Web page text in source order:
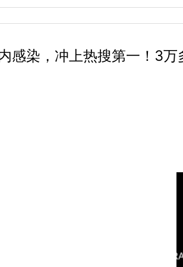
感染，冲上热搜第一！3